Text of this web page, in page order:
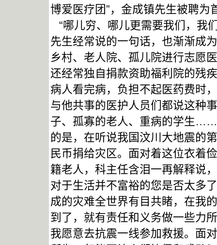
博爱医疗团”，金成镇先生被聘为
“哪儿穷、哪儿更需要我们，我
先生经常说的一句话，也渐渐成
乡村、老人院、孤儿院进行志愿
还经常独自捐款资助福利院的残
病人看完病，负担不起医药费时
与他共事的医护人员们都说这种
子、孤寡的老人、重病的学生
的是，在听说我国汶川大地震的
民币捐给灾区。面对着这位衣着
籍老人，科主任含泪一再解释说
对于生活并不富裕的您是否太多
成的灾难全世界有目共睹，在我
到了，就有责任和义务做一些力
我愿意去抗震一线参加救援。面